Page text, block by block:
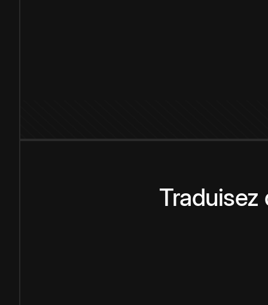
Traduisez